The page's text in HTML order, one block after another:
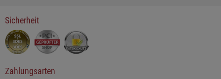
Sicherheit
Zahlungsarten